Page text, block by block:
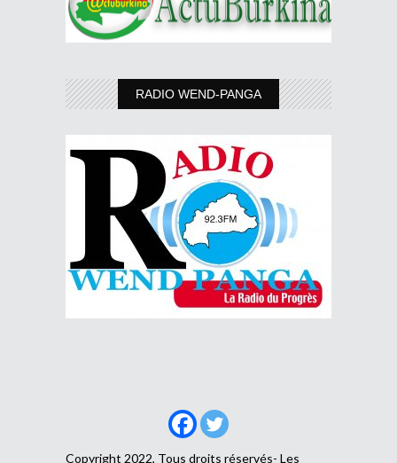
RADIO WEND-PANGA
Copyright 2022, Tous droits réservés- Les